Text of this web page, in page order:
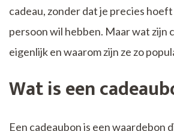
cadeau, zonder dat je precies
persoon wil hebben. Maar wat zijn
eigenlijk en waarom zijn ze zo
Wat is een
Een cadeaubon is een waardebon